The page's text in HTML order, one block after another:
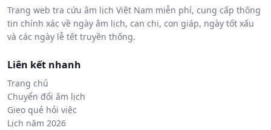
Trang web tra cứu âm lịch Việt Nam miễn phí, cung cấp thông
tin chính xác về ngày âm lịch, can chi, con giáp, ngày tốt xấu
và các ngày lễ tết truyền thống.
Liên kết nhanh
Trang chủ
Chuyển đổi âm lịch
Gieo quẻ hỏi việc
Lịch năm 2026